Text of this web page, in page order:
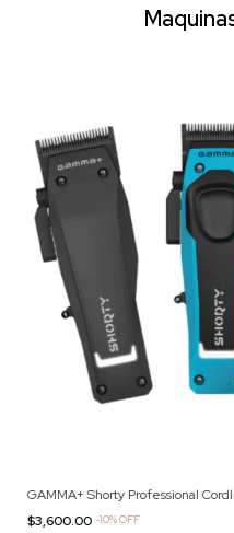
GAMMA+ Shorty Professional
$3,600.00 -10%OFF